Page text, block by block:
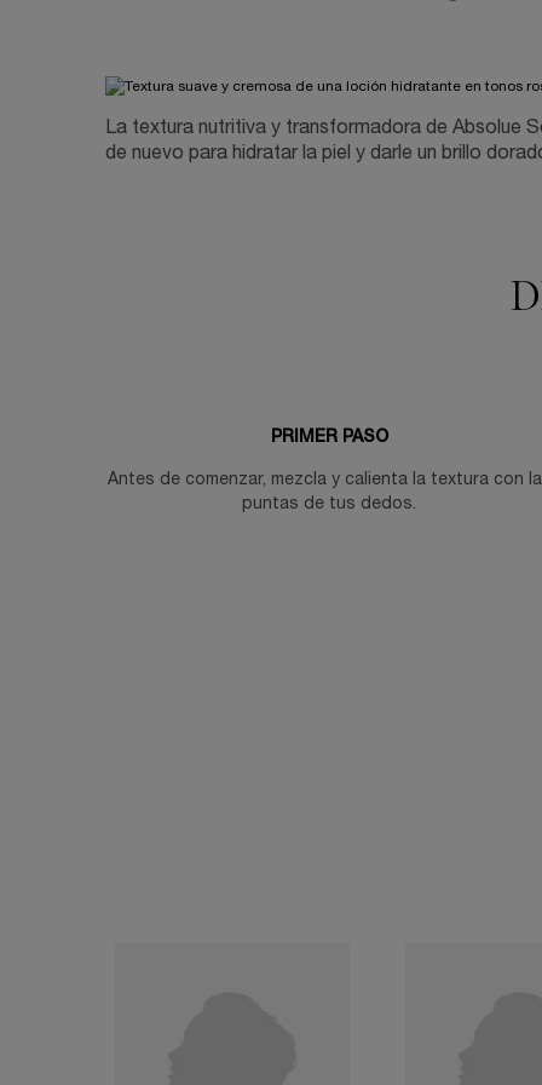
La textura nutritiva y transformadora de Absolue
de nuevo para hidratar la piel y darle un brillo
PRIMER PASO
Antes de comenzar, mezcla y calienta la textura con
puntas de tus dedos.